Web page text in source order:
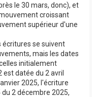
le 30 mars, donc), et
croissant
supérieur d'une
écritures se suivent
mais les dates
initialement
datée du 2 avril
2025, l'écriture
du 2 décembre 2025,